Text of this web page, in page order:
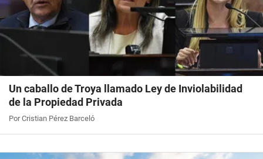
Un caballo de Troya llamado Ley de Inviolabilidad
de la Propiedad Privada
Por Cristian Pérez Barceló